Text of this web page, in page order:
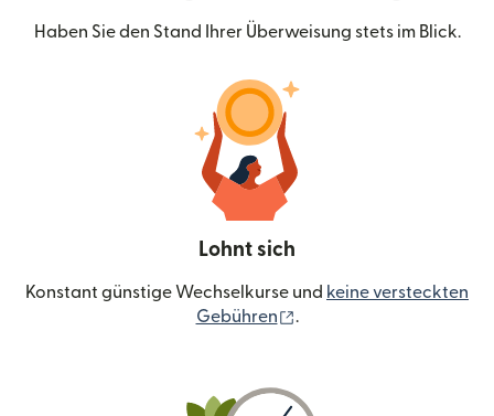
Haben Sie den Stand Ihrer Überweisung stets im Blick.
Lohnt sich
Konstant günstige Wechselkurse und keine versteckten
Gebühren
.